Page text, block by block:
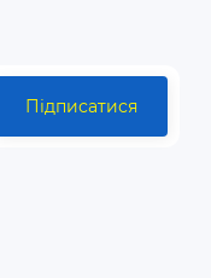
Підписатися